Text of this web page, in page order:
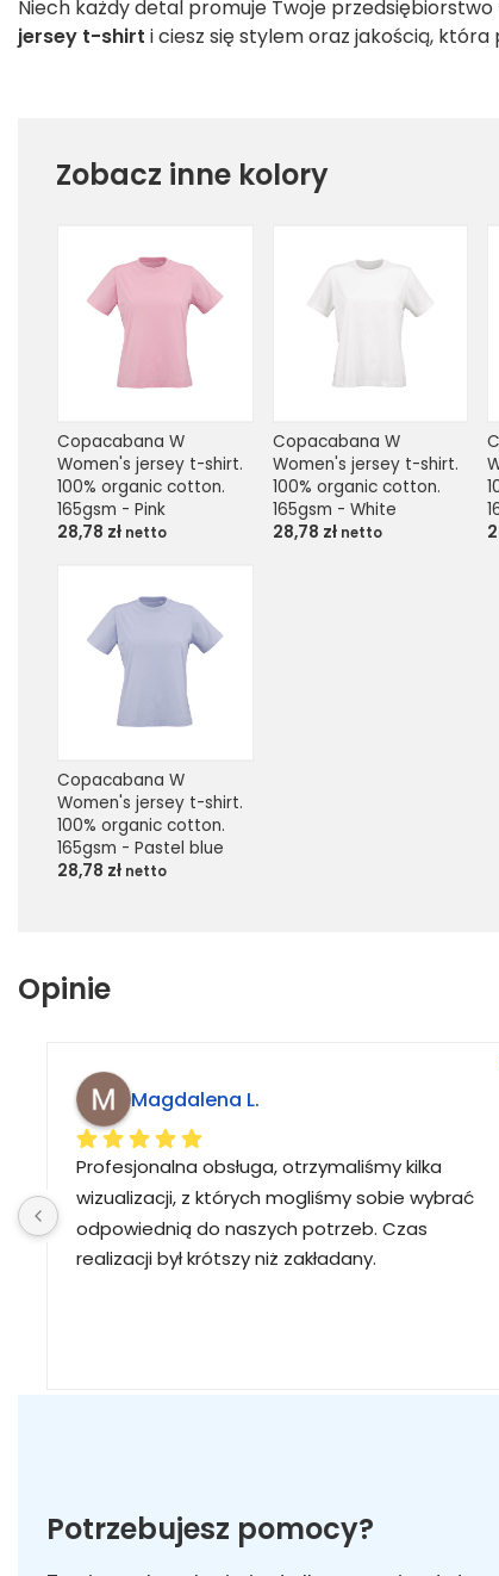
Niech każdy detal promuje Twoje przedsiębiorstwo
jersey t-shirt i ciesz się stylem oraz jakością,
Zobacz inne kolory
Copacabana W
Women's jersey t-shirt.
100% organic cotton.
165gsm - Pink
28,78 zł netto
Copacabana W
Women's jersey t-shirt.
100% organic cotton.
165gsm - White
28,78 zł netto
Copacabana W
Women's jersey t-shirt.
100% organic cotton.
165gsm - Pastel blue
28,78 zł netto
Opinie
Magdalena L.
Profesjonalna obsługa, otrzymaliśmy kilka
wizualizacji, z których mogliśmy sobie wybrać
odpowiednią do naszych potrzeb. Czas
realizacji był krótszy niż zakładany.
Potrzebujesz pomocy?